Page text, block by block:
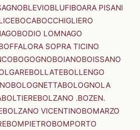
BLEVIOBLUFIBOARA PISANI
BOCABOCCHIGLIERO
BODIO LOMNAGO
SOPRA TICINO
BOGOGNOBOIANOBOISSANO
BOLLATEBOLLENGO
BOLOGNETTABOLOGNOLA
BOLTIEREBOLZANO .BOZEN.
BOLZANO VICENTINOBOMARZO
BOMPIETROBOMPORTO